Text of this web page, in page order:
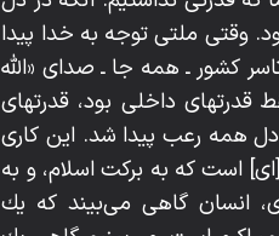
وقتى ملتى توجه به خدا پيدا
كشور ـ همه جا ـ صداى «اللّه‌
قدرتهاى داخلى بود، قدرتهاى
دل همه رعب پيدا شد. اين كارى
است كه به بركت اسلام، و به
انسان گاهى مى‌بيند كه يك